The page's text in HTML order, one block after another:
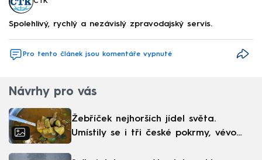
Spolehlivý, rychlý a nezávislý zpravodajský servis.
Pro tento článek jsou komentáře vypnuté
Návrhy pro vás
Žebříček nejhorších jídel světa.
Umístily se i tři české pokrmy, vévodí